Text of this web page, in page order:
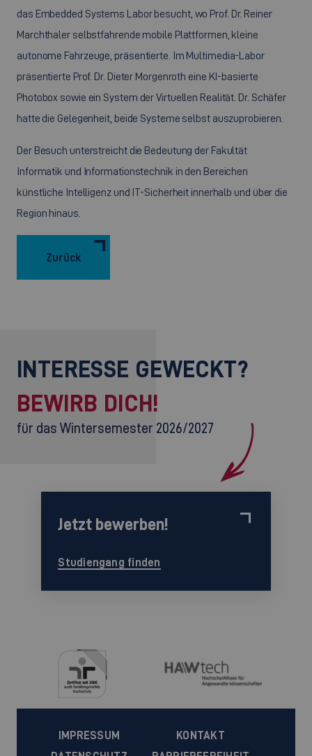
das Embedded Systems Labor besucht, wo Prof. Dr. Reiner
Marchthaler selbstfahrende mobile Plattformen, kleine
autonome Fahrzeuge, präsentierte. Im Multimedia-Labor
präsentierte Prof. Dr. Dieter Morgenroth eine KI-basierte
Photobox sowie ein System der Virtuellen Realität. Dr. Schäfer
hatte die Gelegenheit, beide Systeme selbst auszuprobieren.
Der Besuch unterstreicht die Bedeutung der Fakultät
Informatik und Informationstechnik in den Bereichen
künstliche Intelligenz und IT-Sicherheit innerhalb und über die
Region hinaus.
Zurück
INTERESSE GEWECKT?
BEWIRB DICH!
für das Wintersemester 2026/2027
Jetzt bewerben!
Studiengang finden
IMPRESSUM
KONTAKT